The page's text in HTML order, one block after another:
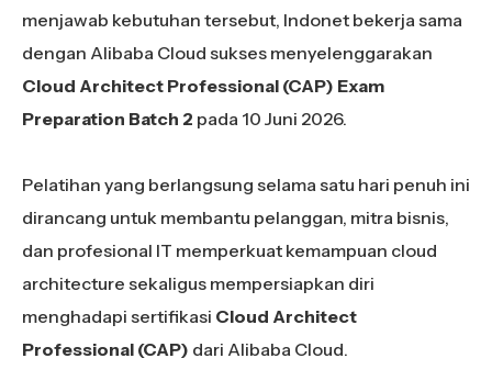
menjawab kebutuhan tersebut, Indonet bekerja sama
dengan Alibaba Cloud sukses menyelenggarakan
Cloud Architect Professional (CAP) Exam
Preparation Batch 2 pada 10 Juni 2026.
Pelatihan yang berlangsung selama satu hari penuh ini
dirancang untuk membantu pelanggan, mitra bisnis,
dan profesional IT memperkuat kemampuan cloud
architecture sekaligus mempersiapkan diri
menghadapi sertifikasi Cloud Architect
Professional (CAP) dari Alibaba Cloud.